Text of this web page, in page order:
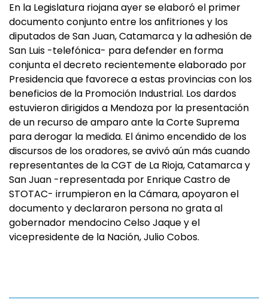
En la Legislatura riojana ayer se elaboró el primer
documento conjunto entre los anfitriones y los
diputados de San Juan, Catamarca y la adhesión de
San Luis -telefónica- para defender en forma
conjunta el decreto recientemente elaborado por
Presidencia que favorece a estas provincias con los
beneficios de la Promoción Industrial. Los dardos
estuvieron dirigidos a Mendoza por la presentación
de un recurso de amparo ante la Corte Suprema
para derogar la medida. El ánimo encendido de los
discursos de los oradores, se avivó aún más cuando
representantes de la CGT de La Rioja, Catamarca y
San Juan -representada por Enrique Castro de
STOTAC- irrumpieron en la Cámara, apoyaron el
documento y declararon persona no grata al
gobernador mendocino Celso Jaque y el
vicepresidente de la Nación, Julio Cobos.